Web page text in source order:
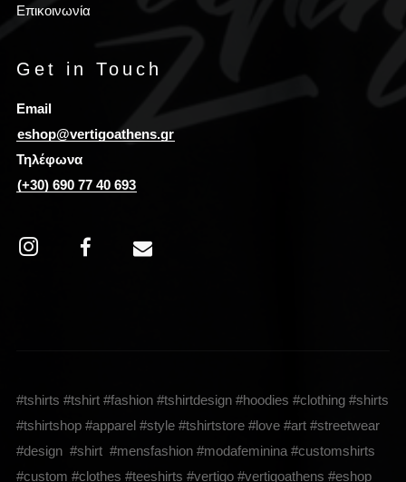
Επικοινωνία
Get in Touch
Email
eshop@vertigoathens.gr
Τηλέφωνα
(+30) 690 77 40 693
#tshirts #tshirt #fashion #tshirtdesign #hoodies #clothing #shirts
#tshirtshop #apparel #style #tshirtstore #love #art #streetwear
#design #shirt #mensfashion #modafeminina #customshirts
#custom #clothes #teeshirts #vertigo #vertigoathens #eshop